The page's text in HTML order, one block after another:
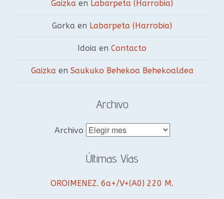
Gaizka en Labarpeta (Harrobia)
Gorka en Labarpeta (Harrobia)
Idoia en Contacto
Gaizka en Saukuko Behekoa Behekoaldea
Archivo
Archivo
Últimas Vías
OROIMENEZ. 6a+/V+(A0) 220 M.